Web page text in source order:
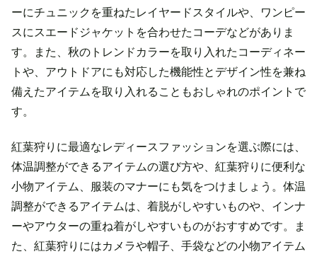
ーにチュニックを重ねたレイヤードスタイルや、ワンピー
スにスエードジャケットを合わせたコーデなどがありま
す。また、秋のトレンドカラーを取り入れたコーディネー
トや、アウトドアにも対応した機能性とデザイン性を兼ね
備えたアイテムを取り入れることもおしゃれのポイントで
す。
紅葉狩りに最適なレディースファッションを選ぶ際には、
体温調整ができるアイテムの選び方や、紅葉狩りに便利な
小物アイテム、服装のマナーにも気をつけましょう。体温
調整ができるアイテムは、着脱がしやすいものや、インナ
ーやアウターの重ね着がしやすいものがおすすめです。ま
た、紅葉狩りにはカメラや帽子、手袋などの小物アイテム